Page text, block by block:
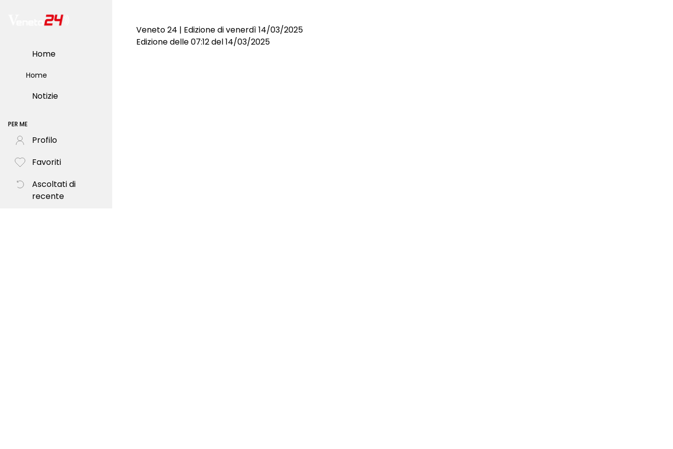
Home
Home
Notizie
PER ME
Profilo
Favoriti
Ascoltati di
recente
Veneto 24 | Edizione di venerdì 14/03/2025
Edizione delle 07:12 del 14/03/2025